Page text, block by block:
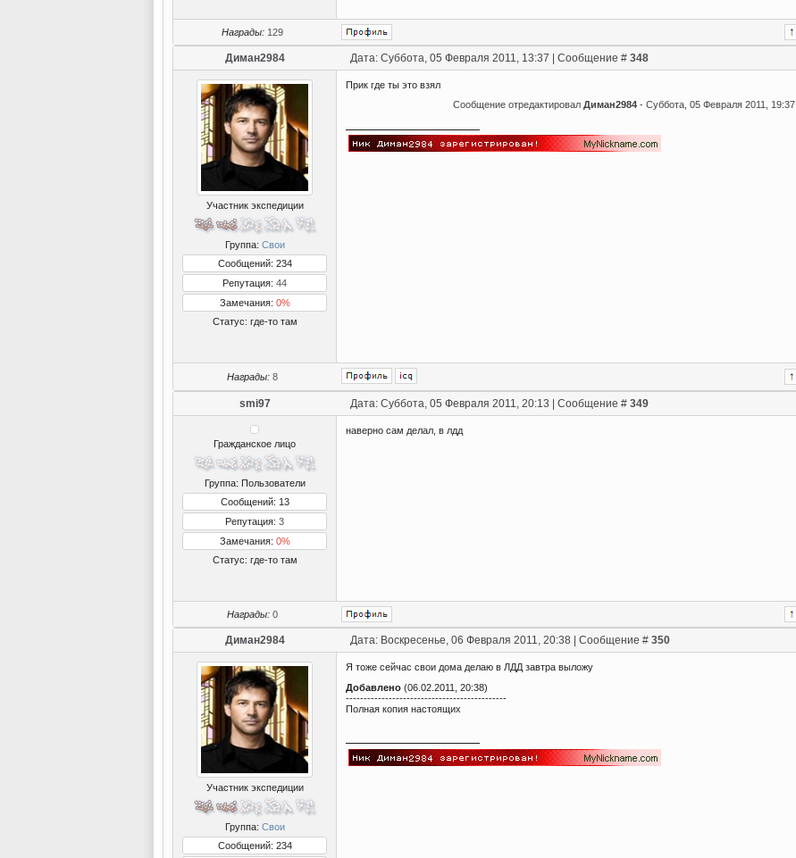
Награды: 129
Диман2984 Дата: Суббота, 05 Февраля 2011, 13:37 | Сообщение # 348
Участник экспедиции
Группа: Свои
Сообщений: 234
Репутация: 44
Замечания: 0%
Статус: где-то там
Прик где ты это взял
Сообщение отредактировал Диман2984 - Суббота, 05 Февраля 2011, 19:37
Награды: 8
smi97 Дата: Суббота, 05 Февраля 2011, 20:13 | Сообщение # 349
Гражданское лицо
Группа: Пользователи
Сообщений: 13
Репутация: 3
Замечания: 0%
Статус: где-то там
наверно сам делал, в лдд
Награды: 0
Диман2984 Дата: Воскресенье, 06 Февраля 2011, 20:38 | Сообщение # 350
Участник экспедиции
Группа: Свои
Сообщений: 234
Я тоже сейчас свои дома делаю в ЛДД завтра выложу
Добавлено (06.02.2011, 20:38)
---------------------------------------------
Полная копия настоящих